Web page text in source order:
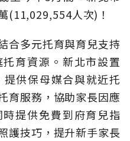
(11,029,554人次)！
合多元托育與育兒支持
育資源。新北市設置
供保母媒合與就近托
育服務，協助家長因應
提供免費到府育兒指
護技巧，提升新手家長